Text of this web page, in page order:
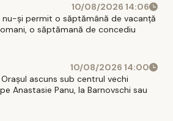
10/08/2026 14:06
nu-și permit o săptămână de vacanță
o săptămană de concediu
10/08/2026 14:00
ascuns sub centrul vechi
Anastasie Panu, la Barnovschi sau